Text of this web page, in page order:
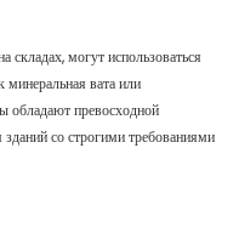
могут использоваться
минеральная вата или
обладают превосходной
со строгими требованиями